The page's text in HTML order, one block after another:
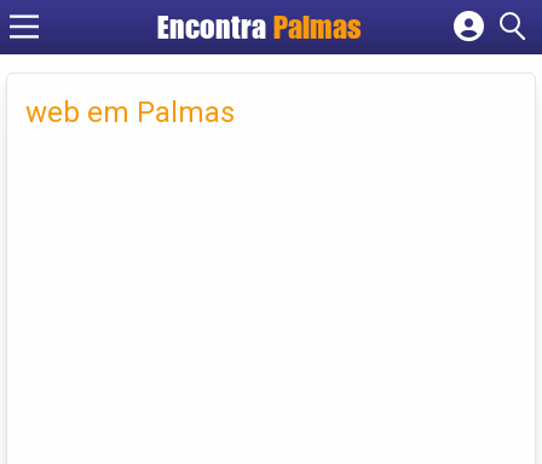
Encontra Palmas
Cadastrar empresa
web em Palmas